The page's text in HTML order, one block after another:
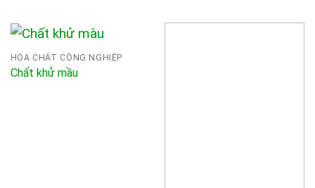
HÓA CHẤT CÔNG NGHIỆP
Chất khử mầu